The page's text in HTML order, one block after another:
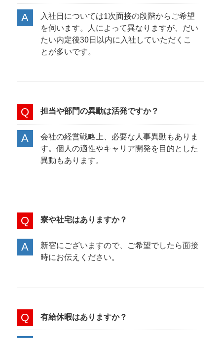
入社日については1次面接の段階からご希望
を伺います。人によって異なりますが、だい
たい内定後30日以内に入社していただくこ
とが多いです。
担当や部門の異動は活発ですか？
会社の経営戦略上、必要な人事異動もありま
す。個人の適性やキャリア開発を目的とした
異動もあります。
寮や社宅はありますか？
新宿にございますので、ご希望でしたら面接
時にお伝えください。
有給休暇はありますか？